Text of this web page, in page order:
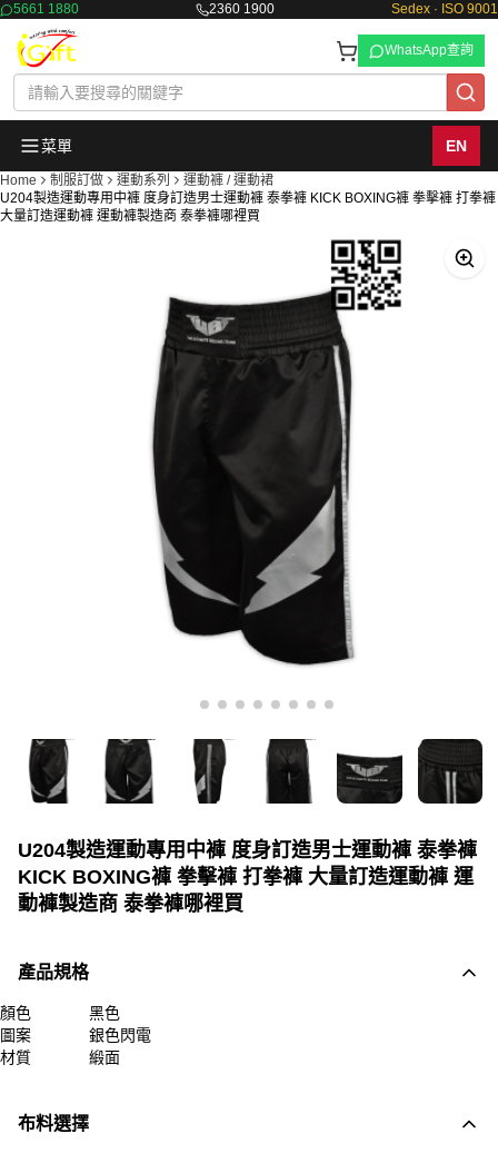
5661 1880 2360 1900 Sedex · ISO 9001
WhatsApp查詢
菜單 EN
Home 制服訂做 運動系列
運動褲 / 運動裙
U204製造運動專用中褲 度身訂造男士運動褲 泰拳褲 KICK BOXING褲 拳擊褲 打拳褲
大量訂造運動褲 運動褲製造商 泰拳褲哪裡買
U204製造運動專用中褲 度身訂造男士運動褲 泰拳褲
KICK BOXING褲 拳擊褲 打拳褲 大量訂造運動褲 運
動褲製造商 泰拳褲哪裡買
產品規格
顏色
黑色
圖案
銀色閃電
材質
緞面
布料選擇